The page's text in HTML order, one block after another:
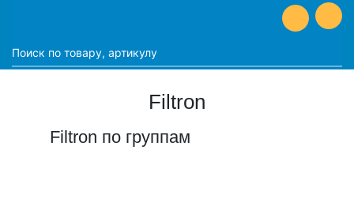
Filtron
Filtron по группам